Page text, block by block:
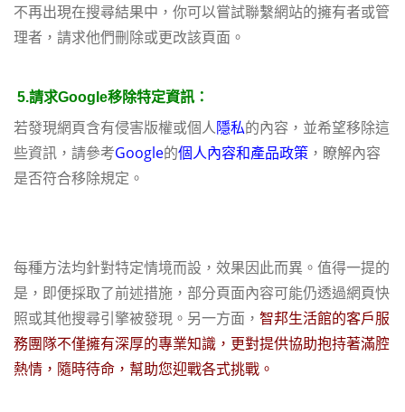
不再出現在搜尋結果中，你可以嘗試聯繫網站的擁有者或管
理者，請求他們刪除或更改該頁面。
5.請求Google移除特定資訊：
若發現網頁含有侵害版權或個人隱私的內容，並希望移除這
些資訊，請參考Google的個人內容和產品政策 ，瞭解內容
是否符合移除規定。
每種方法均針對特定情境而設，效果因此而異。值得一提的
是，即便採取了前述措施，部分頁面內容可能仍透過網頁快
照或其他搜尋引擎被發現。另一方面， 智邦生活館的客戶服
務團隊不僅擁有深厚的專業知識，更對提供協助抱持著滿腔
熱情，隨時待命，幫助您迎戰各式挑戰。